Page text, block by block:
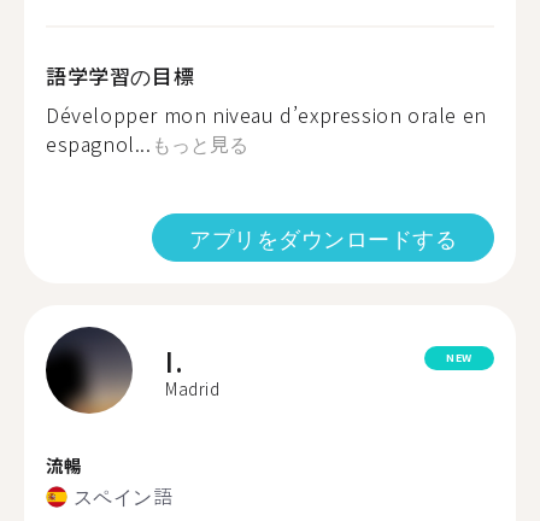
語学学習の目標
Développer mon niveau d’expression orale en
espagnol... もっと見る
アプリをダウンロードする
I.
Madrid
NEW
流暢
スペイン語